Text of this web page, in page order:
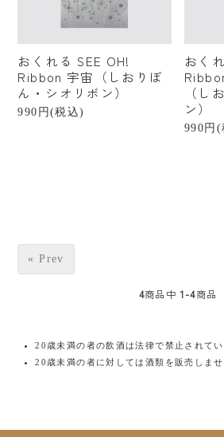
フード・ドリンク
掃除
アウトドア
出産祝い
プチギフト
北海道 福島
おくれる SEE OH!
Ribbon 宇宙（しおりぼ
ん・シオリボン）
990円(税込)
おく
（し
ン）
990円(
« Prev
4商品中 1-4商品
20歳未満の者の飲酒は法律で禁止されてい
20歳未満の者に対しては酒類を販売しませ